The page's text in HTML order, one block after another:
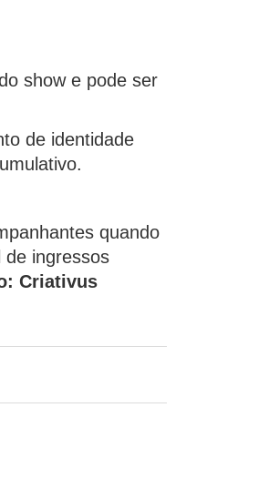
show e pode ser
de identidade
quando
ingressos
Criativus